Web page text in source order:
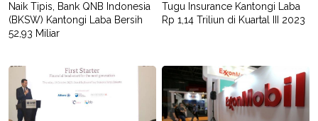
Naik Tipis, Bank QNB Indonesia
(BKSW) Kantongi Laba Bersih
52,93 Miliar
Tugu Insurance Kantongi Laba
Rp 1,14 Triliun di Kuartal III 2023